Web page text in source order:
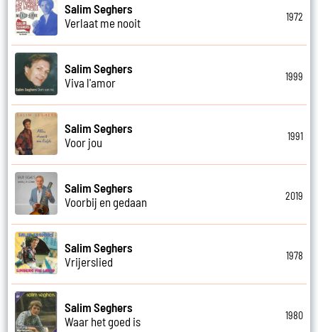
Salim Seghers
Verlaat me nooit
1972
Salim Seghers
Viva l'amor
1999
Salim Seghers
Voor jou
1991
Salim Seghers
Voorbij en gedaan
2019
Salim Seghers
Vrijerslied
1978
Salim Seghers
Waar het goed is
1980